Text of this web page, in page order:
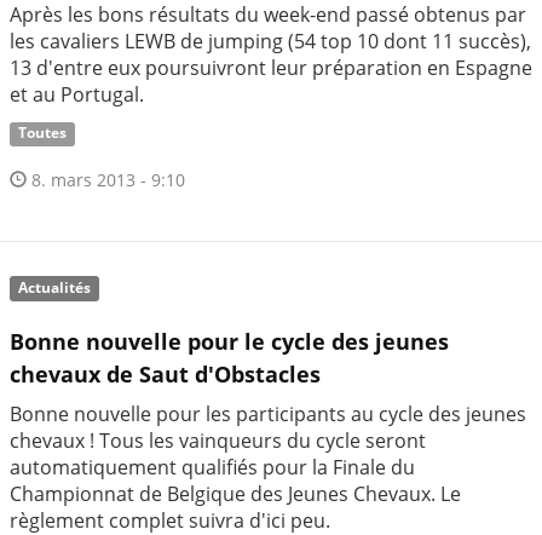
Après les bons résultats du week-end passé obtenus par
les cavaliers LEWB de jumping (54 top 10 dont 11 succès),
13 d'entre eux poursuivront leur préparation en Espagne
et au Portugal.
Toutes
8. mars 2013 - 9:10
Actualités
Bonne nouvelle pour le cycle des jeunes
chevaux de Saut d'Obstacles
Bonne nouvelle pour les participants au cycle des jeunes
chevaux ! Tous les vainqueurs du cycle seront
automatiquement qualifiés pour la Finale du
Championnat de Belgique des Jeunes Chevaux. Le
règlement complet suivra d'ici peu.